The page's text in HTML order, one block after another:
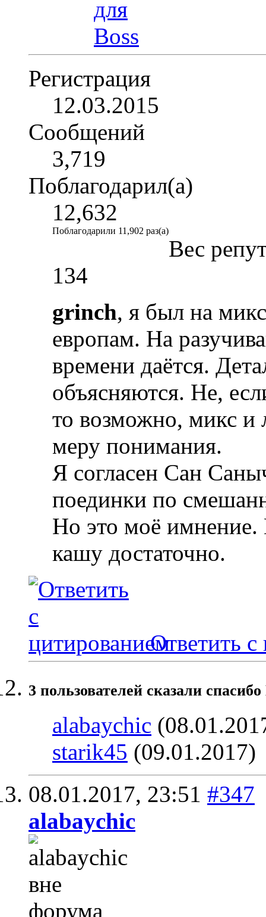
Регистрация
12.03.2015
Сообщений
3,719
Поблагодарил(а)
12,632
Поблагодарили 11,902 раз(а)
Вес
134
grinch, я был на
европам. На
времени даётся.
объясняются. Не,
то возможно, микс и
меру понимания.
Я согласен Сан
поединки по
Но это моё имнение.
кашу достаточно.
Ответить с
3 пользователей сказали
alabaychic
starik45 (09.01.2017)
08.01.2017, 23:51 #347
alabaychic